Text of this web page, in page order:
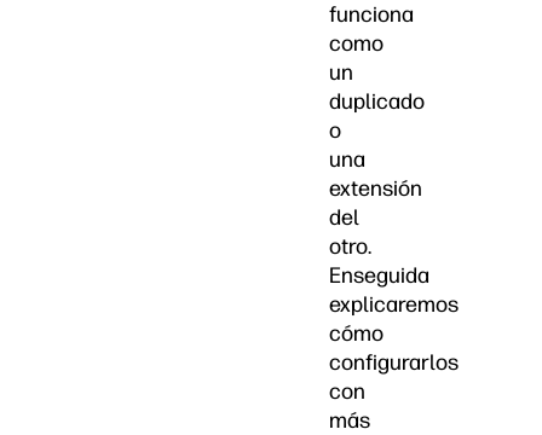
funciona
como
un
duplicado
o
una
extensión
del
otro.
Enseguida
explicaremos
cómo
configurarlos
con
más